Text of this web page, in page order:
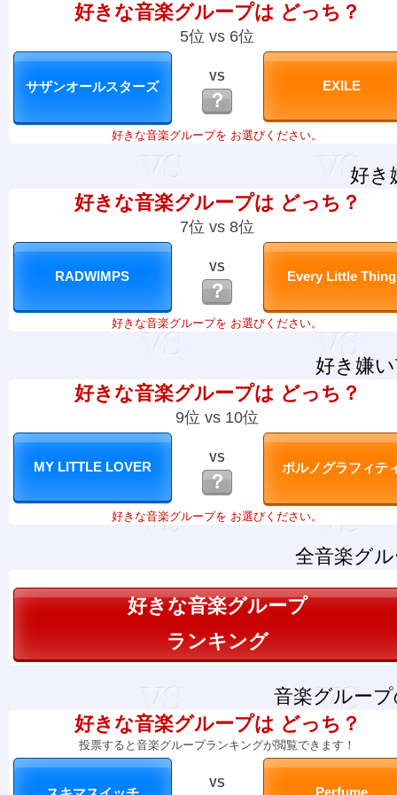
好きな音楽グループは どっち？
5位 vs 6位
VS
？
好きな音楽グループを お選びください。
好き
好きな音楽グループは どっち？
7位 vs 8位
VS
？
好きな音楽グループを お選びください。
好き嫌
好きな音楽グループは どっち？
9位 vs 10位
VS
？
好きな音楽グループを お選びください。
全音楽グ
好きな音楽グループ
ランキング
音楽グルー
好きな音楽グループは どっち？
投票すると音楽グループランキングが閲覧できます！
VS